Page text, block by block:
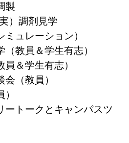
製
調剤見学
ュレーション）
教員＆学生有志）
員＆学生有志）
（教員）
ートークとキャンパスツ